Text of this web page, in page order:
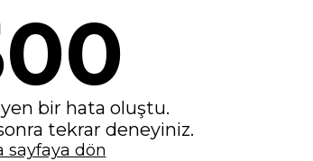
bir hata oluştu.
tekrar deneyiniz.
sayfaya dön